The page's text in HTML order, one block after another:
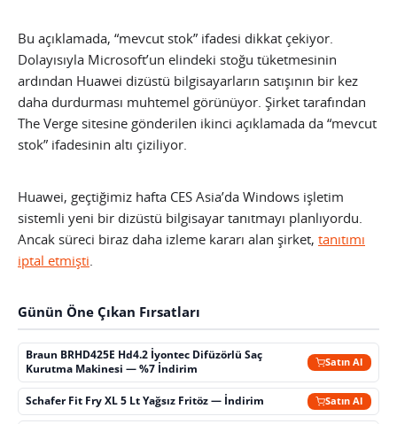
Bu açıklamada, “mevcut stok” ifadesi dikkat çekiyor.
Dolayısıyla Microsoft’un elindeki stoğu tüketmesinin
ardından Huawei dizüstü bilgisayarların satışının bir kez
daha durdurması muhtemel görünüyor. Şirket tarafından
The Verge sitesine gönderilen ikinci açıklamada da “mevcut
stok” ifadesinin altı çiziliyor.
Huawei, geçtiğimiz hafta CES Asia’da Windows işletim
sistemli yeni bir dizüstü bilgisayar tanıtmayı planlıyordu.
Ancak süreci biraz daha izleme kararı alan şirket, tanıtımı
iptal etmişti
Günün Öne Çıkan Fırsatları
Braun BRHD425E Hd4.2 İyontec Difüzörlü Saç
Kurutma Makinesi — %7 İndirim
Satın Al
Schafer Fit Fry XL 5 Lt Yağsız Fritöz — İndirim Satın Al